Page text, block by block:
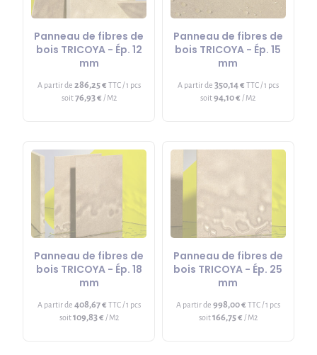
Panneau de fibres de
bois TRICOYA - Ép. 12
mm
A partir de 286,25 € TTC / 1 pcs
soit76,93 € / M2
Panneau de fibres de
bois TRICOYA - Ép. 15
mm
A partir de 350,14 € TTC / 1 pcs
soit94,10 € / M2
Panneau de fibres de
bois TRICOYA - Ép. 18
mm
A partir de 408,67 € TTC / 1 pcs
soit109,83 € / M2
Panneau de fibres de
bois TRICOYA - Ép. 25
mm
A partir de 998,00 € TTC / 1 pcs
soit166,75 € / M2